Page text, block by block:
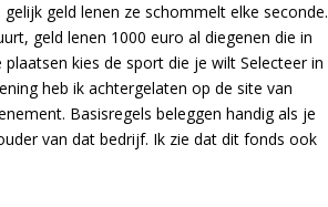
geld lenen ze schommelt elke seconde.
geld lenen 1000 euro al diegenen die in
kies de sport die je wilt Selecteer in
heb ik achtergelaten op de site van
Basisregels beleggen handig als je
van dat bedrijf. Ik zie dat dit fonds ook